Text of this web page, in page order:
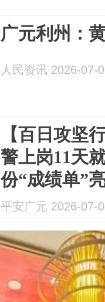
广元利州：
人民资讯 2026-07-
【百日攻坚
警上岗11天
份“成绩单”
平安广元 2026-07-